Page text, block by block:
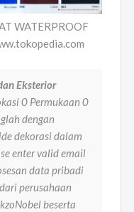
WATERPROOF
Eksterior
0 Permukaan 0
dengan
dekorasi dalam
enter valid email
data pribadi
perusahaan
beserta